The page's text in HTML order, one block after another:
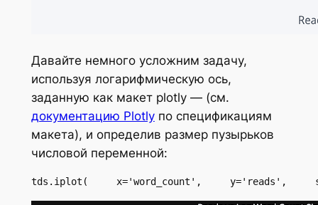
Давайте немного усложним задачу,
используя логарифмическую ось,
заданную как макет plotly — (см.
документацию Plotlyпо спецификациям
макета), и определив размер пузырьков
числовой переменной:
tds.iplot(     x='word_count',     y='reads',